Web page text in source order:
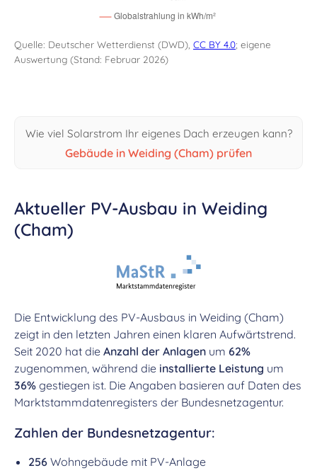
Quelle: Deutscher Wetterdienst (DWD), CC BY 4.0; eigene
Auswertung (Stand: Februar 2026)
Wie viel Solarstrom Ihr eigenes Dach erzeugen kann?
Gebäude in Weiding (Cham) prüfen
Aktueller PV-Ausbau in Weiding
(Cham)
Die Entwicklung des PV-Ausbaus in Weiding (Cham)
zeigt in den letzten Jahren einen klaren Aufwärtstrend.
Seit 2020 hat die Anzahl der Anlagen um 62%
zugenommen, während die installierte Leistung um
36% gestiegen ist. Die Angaben basieren auf Daten des
Marktstammdatenregisters der Bundesnetzagentur.
Zahlen der Bundesnetzagentur:
256 Wohngebäude mit PV-Anlage